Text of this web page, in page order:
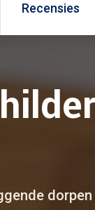
Recensies
dorpen